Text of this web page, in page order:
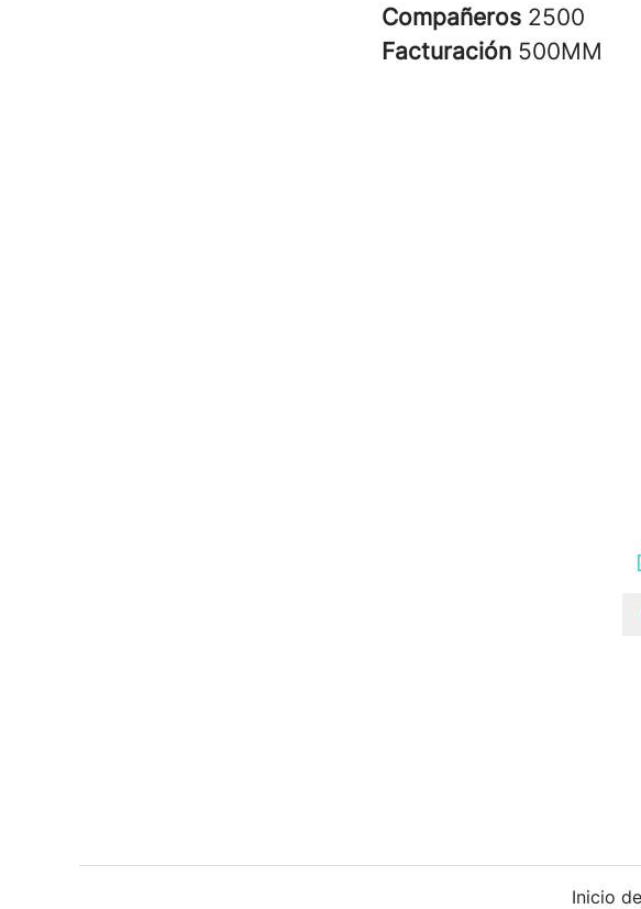
Compañeros 2500
Facturación 500MM
Inicio